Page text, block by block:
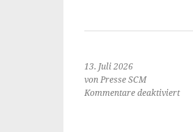
13. Juli 2026
von Presse SCM
Kommentare deaktiviertfür